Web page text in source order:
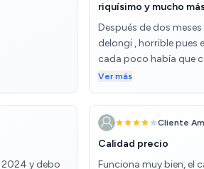
riquísimo y mucho
Después de dos
delongi , horrible pues
cada poco había que
carísimos, se me
comprar esta, pues os
buenísimo. Estoy
barata
Ver más
y debo
Cliente
Calidad precio
Funciona muy bien, el